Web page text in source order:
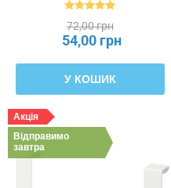
72,00 грн
54,00 грн
У КОШИК
Акція
Відправимо
завтра